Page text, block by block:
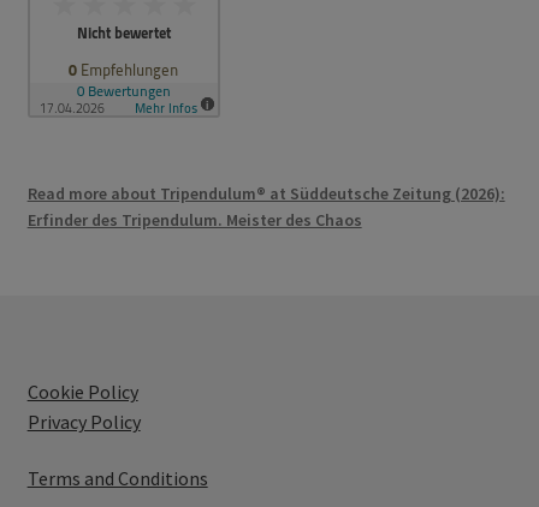
Read more about Tripendulum® at Süddeutsche Zeitung (2026):
Erfinder des Tripendulum. Meister des Chaos
Cookie Policy
Privacy Policy
Terms and Conditions